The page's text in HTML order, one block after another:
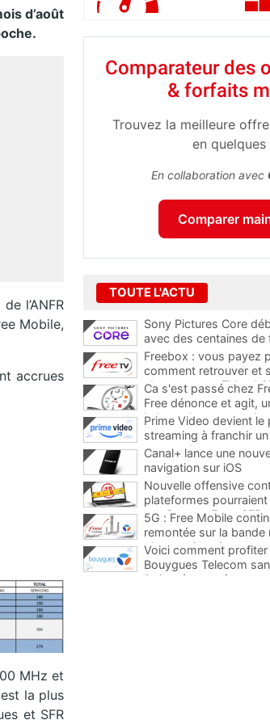
d’août
l’ANFR
Mobile,
accrues
MHz et
la plus
et SFR
Comparateur des
& forfaits
Trouvez la meilleure
en
En collaboration avec
Comparer
TOUTE L'ACTU
Sony Pictures Core
avec des centaines
Freebox : vous payez
comment retrouver et
abonnements TV
Ca s'est passé chez
Free dénonce et agit,
le bout de son nez
Prime Video devient le
streaming à franchir
avec ce lancement
Canal+ lance une
navigation sur iOS
Nouvelle offensive
plateformes
par Orange, Free, SFR
5G : Free Mobile
remontée sur la bande
plus que jamais sous
Voici comment
Bouygues Telecom
limites à connaître